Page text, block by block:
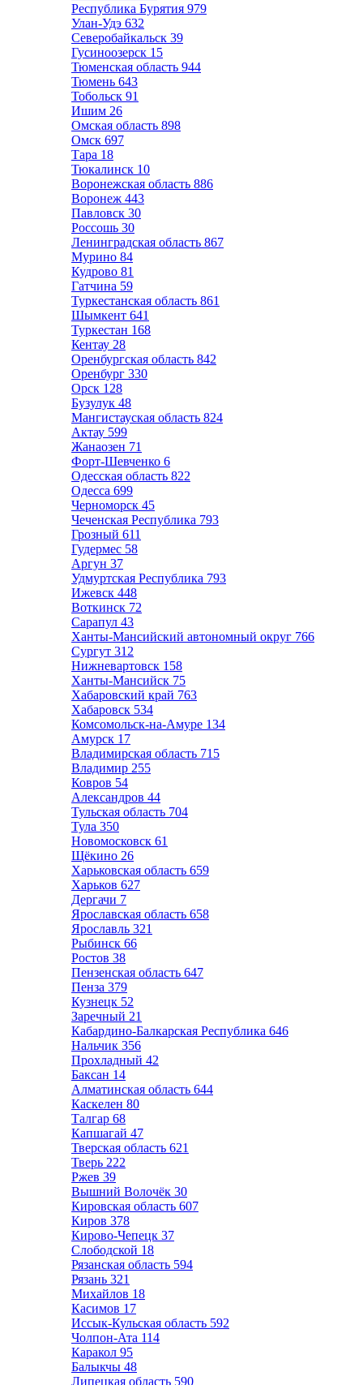
Республика Бурятия 979
Улан-Удэ 632
Северобайкальск 39
Гусиноозерск 15
Тюменская область 944
Тюмень 643
Тобольск 91
Ишим 26
Омская область 898
Омск 697
Тара 18
Тюкалинск 10
Воронежская область 886
Воронеж 443
Павловск 30
Россошь 30
Ленинградская область 867
Мурино 84
Кудрово 81
Гатчина 59
Туркестанская область 861
Шымкент 641
Туркестан 168
Кентау 28
Оренбургская область 842
Оренбург 330
Орск 128
Бузулук 48
Мангистауская область 824
Актау 599
Жанаозен 71
Форт-Шевченко 6
Одесская область 822
Одесса 699
Черноморск 45
Чеченская Республика 793
Грозный 611
Гудермес 58
Аргун 37
Удмуртская Республика 793
Ижевск 448
Воткинск 72
Сарапул 43
Ханты-Мансийский автономный округ 766
Сургут 312
Нижневартовск 158
Ханты-Мансийск 75
Хабаровский край 763
Хабаровск 534
Комсомольск-на-Амуре 134
Амурск 17
Владимирская область 715
Владимир 255
Ковров 54
Александров 44
Тульская область 704
Тула 350
Новомосковск 61
Щёкино 26
Харьковская область 659
Харьков 627
Дергачи 7
Ярославская область 658
Ярославль 321
Рыбинск 66
Ростов 38
Пензенская область 647
Пенза 379
Кузнецк 52
Заречный 21
Кабардино-Балкарская Республика 646
Нальчик 356
Прохладный 42
Баксан 14
Алматинская область 644
Каскелен 80
Талгар 68
Капшагай 47
Тверская область 621
Тверь 222
Ржев 39
Вышний Волочёк 30
Кировская область 607
Киров 378
Кирово-Чепецк 37
Слободской 18
Рязанская область 594
Рязань 321
Михайлов 18
Касимов 17
Иссык-Кульская область 592
Чолпон-Ата 114
Каракол 95
Балыкчы 48
Липецкая область 590